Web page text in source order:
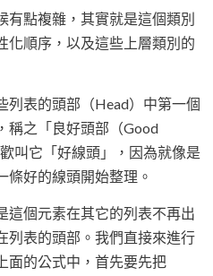
點複雜，其實就是這個類別
化順序，以及這些上層類別的
列表的頭部（Head）中第一個
稱之「良好頭部（Good
叫它「好線頭」，因為就像是
條好的線頭開始整理。
這個元素在其它的列表不再出
列表的頭部。我們直接來進行
面的公式中，首先要先把